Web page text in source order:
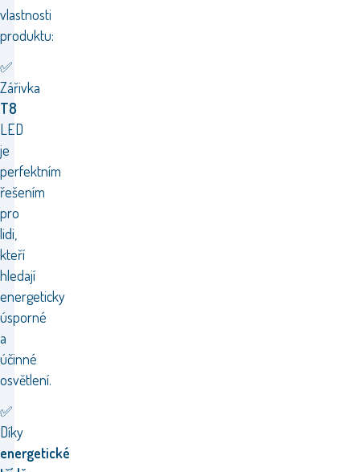
vlastnosti
produktu:
✅
Zářivka
T8
LED
je
perfektním
řešením
pro
lidi,
kteří
hledají
energeticky
úsporné
a
účinné
osvětlení.
✅
Díky
energetické